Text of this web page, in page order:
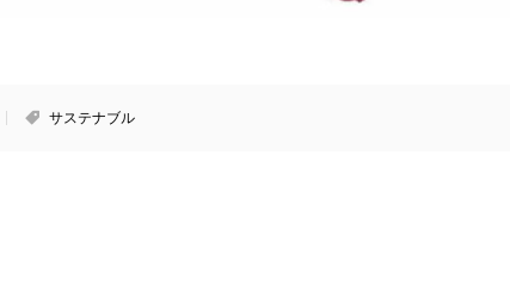
サステナブル